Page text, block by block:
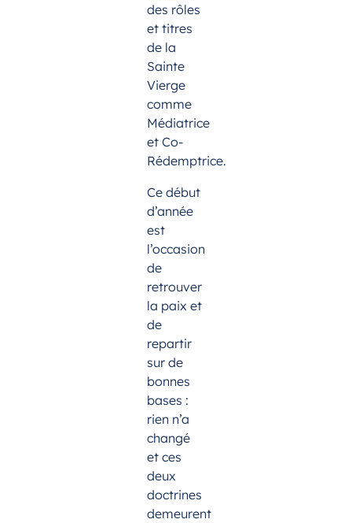
des rôles
et titres
de la
Sainte
Vierge
comme
Médiatrice
et Co-
Rédemptrice.
Ce début
d’année
est
l’occasion
de
retrouver
la paix et
de
repartir
sur de
bonnes
bases :
rien n’a
changé
et ces
deux
doctrines
demeurent